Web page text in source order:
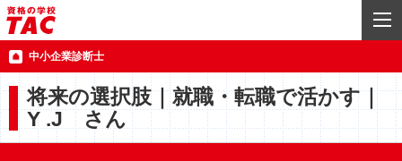
中小企業診断士
将来の選択肢｜就職・転職で活かす｜
Y .J さん